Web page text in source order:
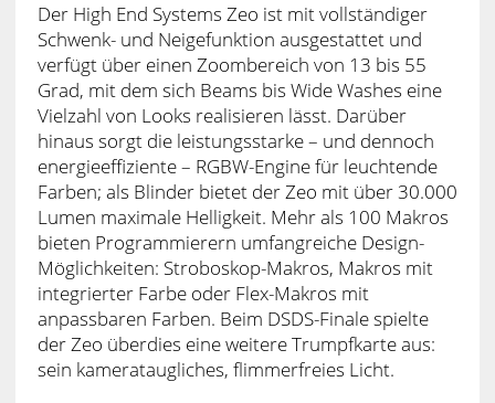
Der High End Systems Zeo ist mit vollständiger
Schwenk- und Neigefunktion ausgestattet und
verfügt über einen Zoombereich von 13 bis 55
Grad, mit dem sich Beams bis Wide Washes eine
Vielzahl von Looks realisieren lässt. Darüber
hinaus sorgt die leistungsstarke – und dennoch
energieeffiziente – RGBW-Engine für leuchtende
Farben; als Blinder bietet der Zeo mit über 30.000
Lumen maximale Helligkeit. Mehr als 100 Makros
bieten Programmierern umfangreiche Design-
Möglichkeiten: Stroboskop-Makros, Makros mit
integrierter Farbe oder Flex-Makros mit
anpassbaren Farben. Beim DSDS-Finale spielte
der Zeo überdies eine weitere Trumpfkarte aus:
sein kamerataugliches, flimmerfreies Licht.